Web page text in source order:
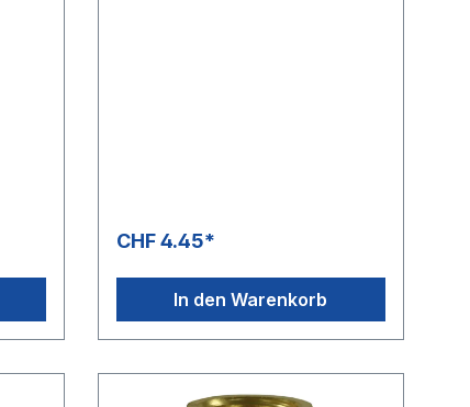
CHF 4.45*
In den Warenkorb